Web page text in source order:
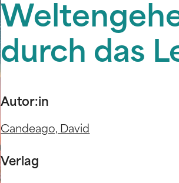
durch das
Autor:in
Candeago, David
Verlag